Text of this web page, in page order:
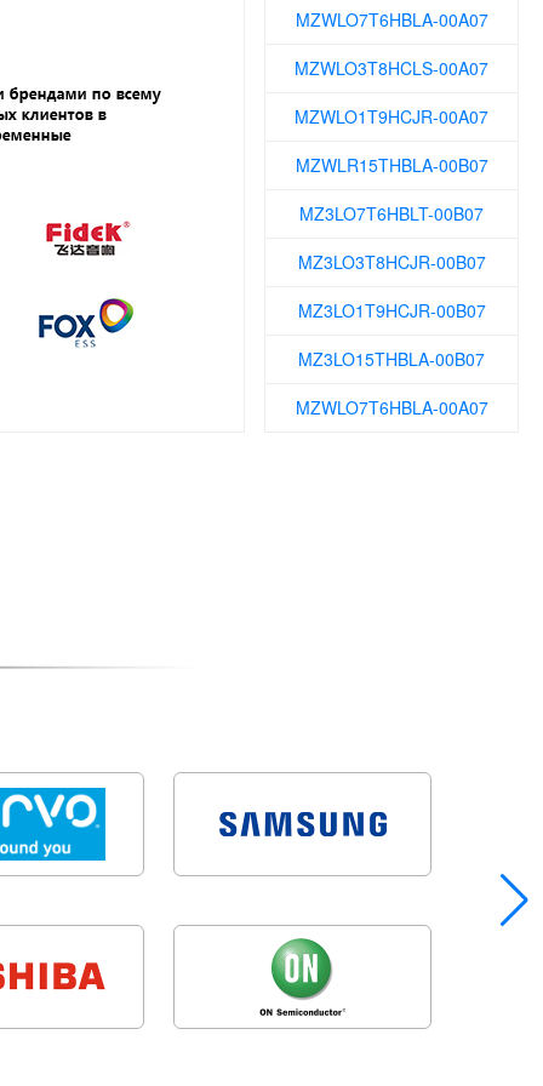
MZWLO3T8HCLS-00A07
MZWLO1T9HCJR-00A07
MZWLR15THBLA-00B07
MZ3LO7T6HBLT-00B07
MZ3LO3T8HCJR-00B07
MZ3LO1T9HCJR-00B07
MZ3LO15THBLA-00B07
MZWLO7T6HBLA-00A07
MZWLO3T8HCLS-00A07